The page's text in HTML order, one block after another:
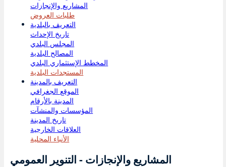
المشاريع والإنجازات
طلبات العروض
التعريف بالبلدية
تاريخ الإحداث
المجلس البلدي
المصالح البلدية
المخطط الإستثماري البلدي
المستجدات البلدية
التعريف بالمدينة
الموقع الجغرافي
المدينة بالأرقام
المؤسسات والمنشآت
تاريخ المدينة
العلاقات الخارجية
الأنباء المحلية
المشاريع والإنجازات - التنوير العمومي